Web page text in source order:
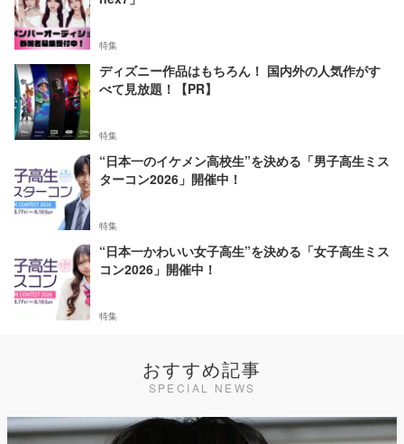
特集
ディズニー作品はもちろん！ 国内外の人気作がす
べて見放題！【PR】
特集
“日本一のイケメン高校生”を決める「男子高生ミス
ターコン2026」開催中！
特集
“日本一かわいい女子高生”を決める「女子高生ミス
コン2026」開催中！
特集
おすすめ記事
SPECIAL NEWS